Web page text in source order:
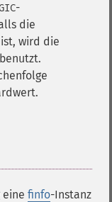
-
die
wird die
finfo-Instanz